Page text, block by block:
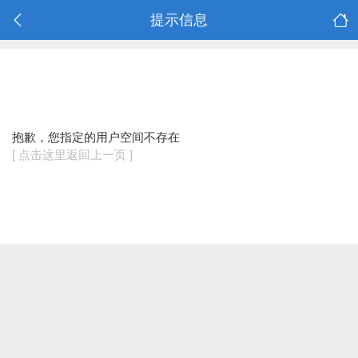
提示信息
抱歉，您指定的用户空间不存在
[ 点击这里返回上一页 ]